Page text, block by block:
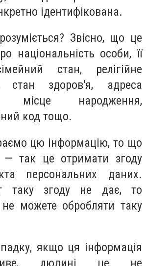
ідентифікована.
Звісно, що це
національність особи, її
стан, релігійне
стан здоров'я, адреса
місце народження,
код тощо.
цю інформацію, то що
— так це отримати згоду
персональних даних.
таку згоду не дає, то
можете обробляти таку
якщо ця інформація
людині це не